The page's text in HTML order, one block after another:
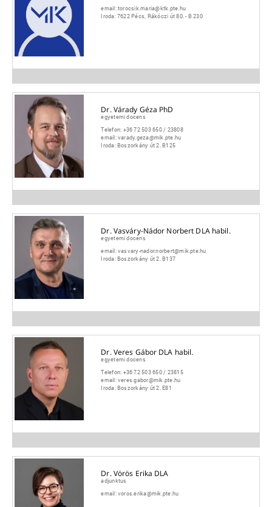
email:torocsik.maria@ktk.pte.hu
Iroda:7622 Pécs, Rákóczi út 80. - B 230
Dr. Várady Géza PhD
egyetemi docens
Telefon: +36 72 503 650 / 23808
email:varady.geza@mik.pte.hu
Iroda:Boszorkány út 2. B125
Dr. Vasváry-Nádor Norbert DLA habil.
egyetemi docens
email:vasvary-nador.norbert@mik.pte.hu
Iroda:Boszorkány út 2. B137
Dr. Veres Gábor DLA habil.
egyetemi docens
Telefon: +36 72 503 650 / 23815
email:veres.gabor@mik.pte.hu
Iroda:Boszorkány út 2. E81
Dr. Vörös Erika DLA
adjunktus
email:voros.erika@mik.pte.hu